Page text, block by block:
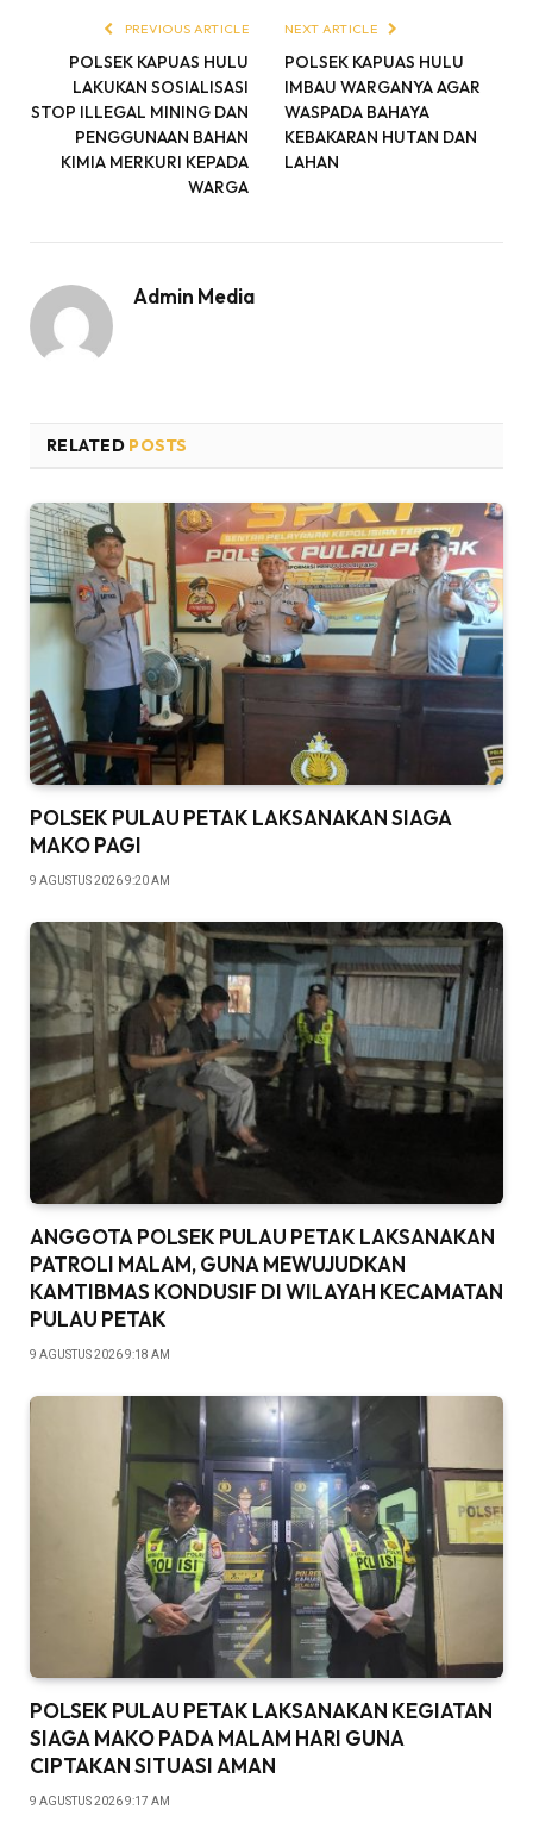
PREVIOUS ARTICLE
POLSEK KAPUAS HULU
LAKUKAN SOSIALISASI
STOP ILLEGAL MINING DAN
PENGGUNAAN BAHAN
KIMIA MERKURI KEPADA
WARGA
NEXT ARTICLE
POLSEK KAPUAS HULU
IMBAU WARGANYA AGAR
WASPADA BAHAYA
KEBAKARAN HUTAN DAN
LAHAN
Admin Media
RELATED POSTS
POLSEK PULAU PETAK LAKSANAKAN SIAGA
MAKO PAGI
9 AGUSTUS 2026 9:20 AM
ANGGOTA POLSEK PULAU PETAK LAKSANAKAN
PATROLI MALAM, GUNA MEWUJUDKAN
KAMTIBMAS KONDUSIF DI WILAYAH KECAMATAN
PULAU PETAK
9 AGUSTUS 2026 9:18 AM
POLSEK PULAU PETAK LAKSANAKAN KEGIATAN
SIAGA MAKO PADA MALAM HARI GUNA
CIPTAKAN SITUASI AMAN
9 AGUSTUS 2026 9:17 AM